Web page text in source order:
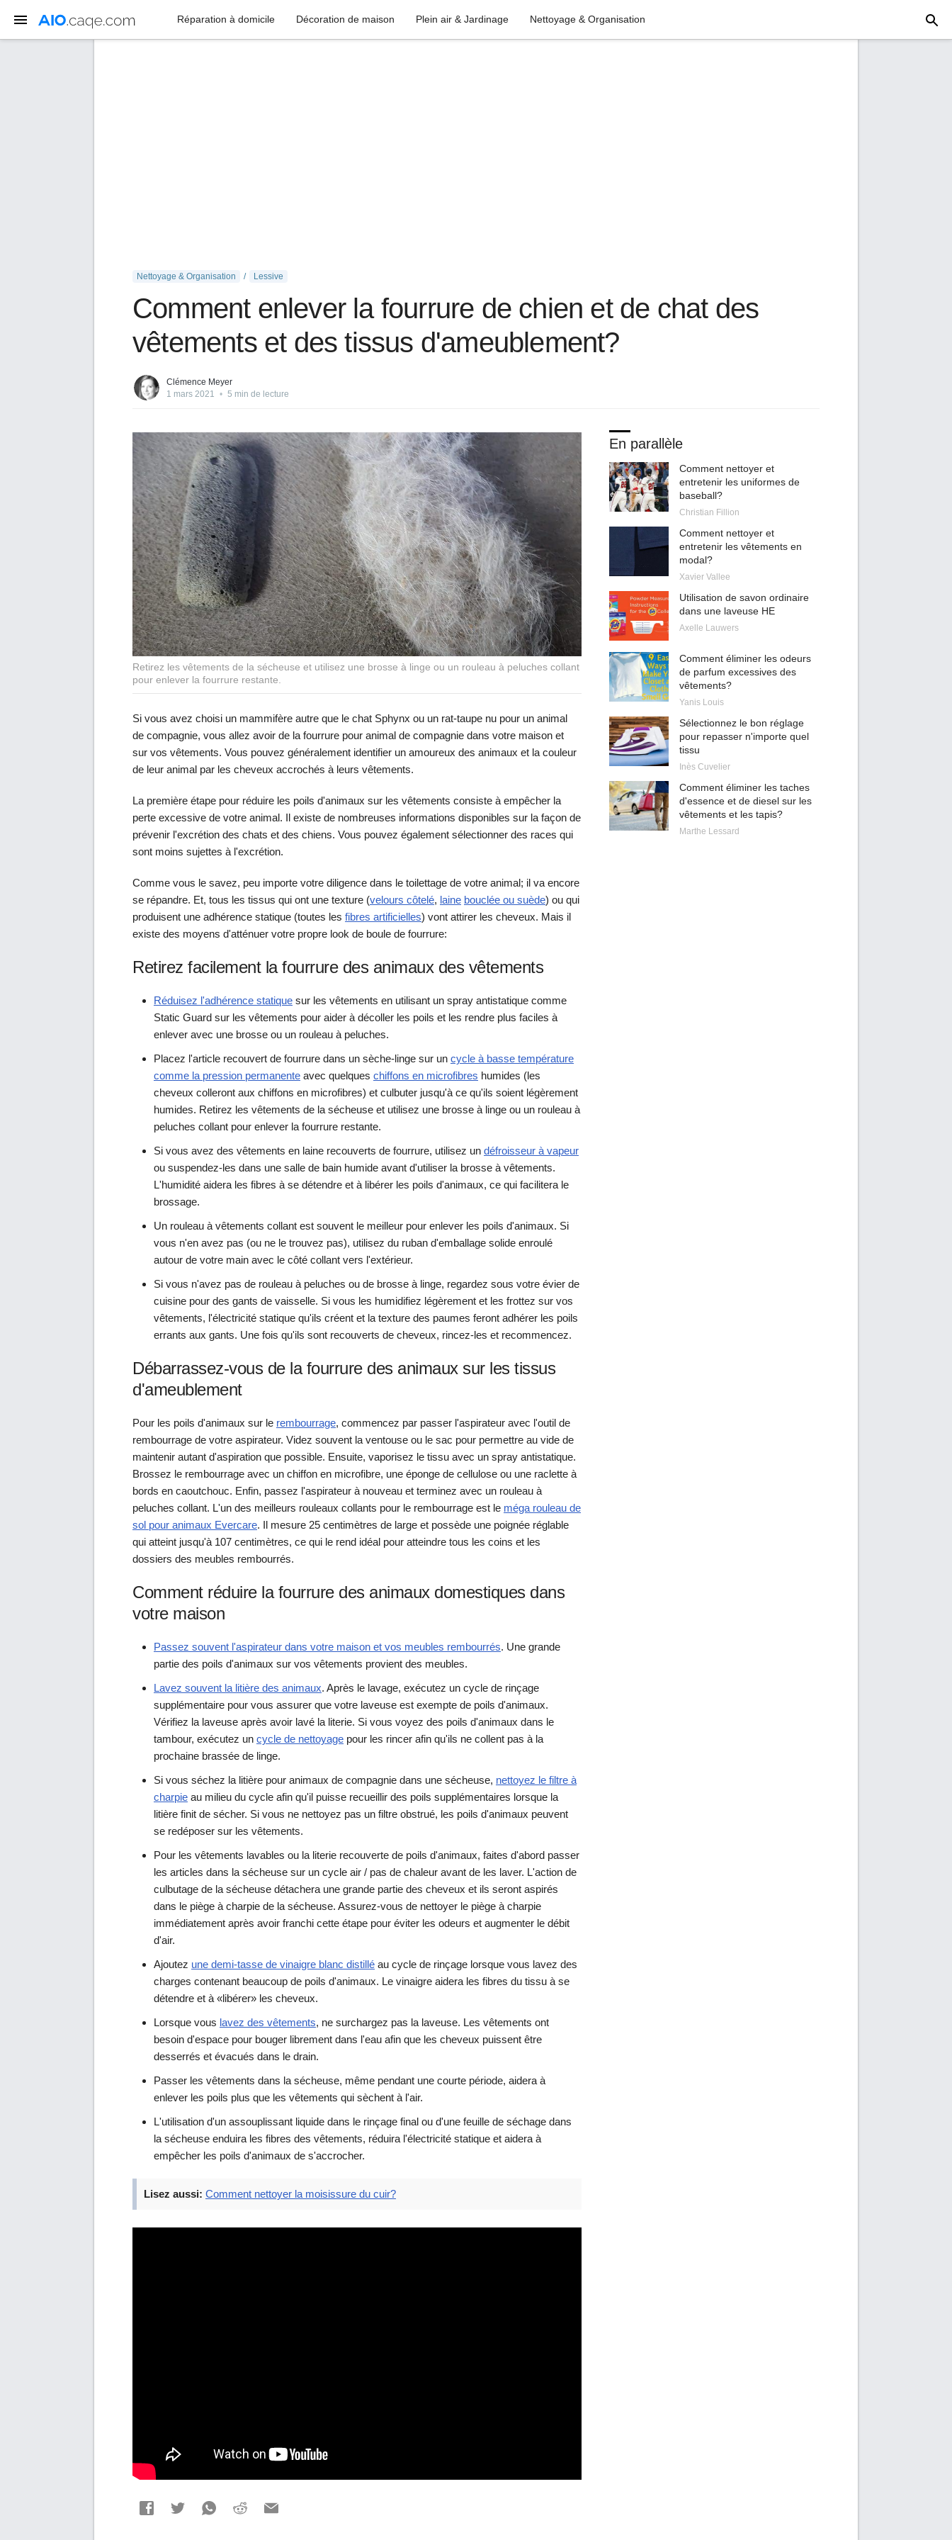
Réparation à domicile Décoration de maison Plein air & Jardinage Nettoyage & Organisation
Nettoyage & Organisation Lessive
Comment enlever la fourrure de chien et de chat des
vêtements et des tissus d'ameublement?
Clémence Meyer
1 mars 2021 • 5 min de lecture
Retirez les vêtements de la sécheuse et utilisez une brosse à linge ou un rouleau à peluches collant
pour enlever la fourrure restante.
Si vous avez choisi un mammifère autre que le chat Sphynx ou un rat-taupe nu pour un animal
de compagnie, vous allez avoir de la fourrure pour animal de compagnie dans votre maison et
sur vos vêtements. Vous pouvez généralement identifier un amoureux des animaux et la couleur
de leur animal par les cheveux accrochés à leurs vêtements.
La première étape pour réduire les poils d'animaux sur les vêtements consiste à empêcher la
perte excessive de votre animal. Il existe de nombreuses informations disponibles sur la façon de
prévenir l'excrétion des chats et des chiens. Vous pouvez également sélectionner des races qui
sont moins sujettes à l'excrétion.
Comme vous le savez, peu importe votre diligence dans le toilettage de votre animal; il va encore
se répandre. Et, tous les tissus qui ont une texture (velours côtelé, laine bouclée ou suède) ou qui
produisent une adhérence statique (toutes les fibres artificielles) vont attirer les cheveux. Mais il
existe des moyens d'atténuer votre propre look de boule de fourrure:
Retirez facilement la fourrure des animaux des vêtements
Réduisez l'adhérence statique sur les vêtements en utilisant un spray antistatique comme
Static Guard sur les vêtements pour aider à décoller les poils et les rendre plus faciles à
enlever avec une brosse ou un rouleau à peluches.
Placez l'article recouvert de fourrure dans un sèche-linge sur un cycle à basse température
comme la pression permanente avec quelques chiffons en microfibres humides (les
cheveux colleront aux chiffons en microfibres) et culbuter jusqu'à ce qu'ils soient légèrement
humides. Retirez les vêtements de la sécheuse et utilisez une brosse à linge ou un rouleau à
peluches collant pour enlever la fourrure restante.
Si vous avez des vêtements en laine recouverts de fourrure, utilisez un défroisseur à vapeur
ou suspendez-les dans une salle de bain humide avant d'utiliser la brosse à vêtements.
L'humidité aidera les fibres à se détendre et à libérer les poils d'animaux, ce qui facilitera le
brossage.
Un rouleau à vêtements collant est souvent le meilleur pour enlever les poils d'animaux. Si
vous n'en avez pas (ou ne le trouvez pas), utilisez du ruban d'emballage solide enroulé
autour de votre main avec le côté collant vers l'extérieur.
Si vous n'avez pas de rouleau à peluches ou de brosse à linge, regardez sous votre évier de
cuisine pour des gants de vaisselle. Si vous les humidifiez légèrement et les frottez sur vos
vêtements, l'électricité statique qu'ils créent et la texture des paumes feront adhérer les poils
errants aux gants. Une fois qu'ils sont recouverts de cheveux, rincez-les et recommencez.
Débarrassez-vous de la fourrure des animaux sur les tissus
d'ameublement
Pour les poils d'animaux sur le rembourrage, commencez par passer l'aspirateur avec l'outil de
rembourrage de votre aspirateur. Videz souvent la ventouse ou le sac pour permettre au vide de
maintenir autant d'aspiration que possible. Ensuite, vaporisez le tissu avec un spray antistatique.
Brossez le rembourrage avec un chiffon en microfibre, une éponge de cellulose ou une raclette à
bords en caoutchouc. Enfin, passez l'aspirateur à nouveau et terminez avec un rouleau à
peluches collant. L'un des meilleurs rouleaux collants pour le rembourrage est le méga rouleau de
sol pour animaux Evercare. Il mesure 25 centimètres de large et possède une poignée réglable
qui atteint jusqu'à 107 centimètres, ce qui le rend idéal pour atteindre tous les coins et les
dossiers des meubles rembourrés.
Comment réduire la fourrure des animaux domestiques dans
votre maison
Passez souvent l'aspirateur dans votre maison et vos meubles rembourrés. Une grande
partie des poils d'animaux sur vos vêtements provient des meubles.
Lavez souvent la litière des animaux. Après le lavage, exécutez un cycle de rinçage
supplémentaire pour vous assurer que votre laveuse est exempte de poils d'animaux.
Vérifiez la laveuse après avoir lavé la literie. Si vous voyez des poils d'animaux dans le
tambour, exécutez un cycle de nettoyage pour les rincer afin qu'ils ne collent pas à la
prochaine brassée de linge.
Si vous séchez la litière pour animaux de compagnie dans une sécheuse, nettoyez le filtre à
charpie au milieu du cycle afin qu'il puisse recueillir des poils supplémentaires lorsque la
litière finit de sécher. Si vous ne nettoyez pas un filtre obstrué, les poils d'animaux peuvent
se redéposer sur les vêtements.
Pour les vêtements lavables ou la literie recouverte de poils d'animaux, faites d'abord passer
les articles dans la sécheuse sur un cycle air / pas de chaleur avant de les laver. L'action de
culbutage de la sécheuse détachera une grande partie des cheveux et ils seront aspirés
dans le piège à charpie de la sécheuse. Assurez-vous de nettoyer le piège à charpie
immédiatement après avoir franchi cette étape pour éviter les odeurs et augmenter le débit
d'air.
Ajoutez une demi-tasse de vinaigre blanc distillé au cycle de rinçage lorsque vous lavez des
charges contenant beaucoup de poils d'animaux. Le vinaigre aidera les fibres du tissu à se
détendre et à «libérer» les cheveux.
Lorsque vous lavez des vêtements, ne surchargez pas la laveuse. Les vêtements ont
besoin d'espace pour bouger librement dans l'eau afin que les cheveux puissent être
desserrés et évacués dans le drain.
Passer les vêtements dans la sécheuse, même pendant une courte période, aidera à
enlever les poils plus que les vêtements qui sèchent à l'air.
L'utilisation d'un assouplissant liquide dans le rinçage final ou d'une feuille de séchage dans
la sécheuse enduira les fibres des vêtements, réduira l'électricité statique et aidera à
empêcher les poils d'animaux de s'accrocher.
Lisez aussi: Comment nettoyer la moisissure du cuir?
En parallèle
Comment nettoyer et
entretenir les uniformes de
baseball?
Christian Fillion
Comment nettoyer et
entretenir les vêtements en
modal?
Xavier Vallee
Utilisation de savon ordinaire
dans une laveuse HE
Axelle Lauwers
Comment éliminer les odeurs
de parfum excessives des
vêtements?
Yanis Louis
Sélectionnez le bon réglage
pour repasser n'importe quel
tissu
Inès Cuvelier
Comment éliminer les taches
d'essence et de diesel sur les
vêtements et les tapis?
Marthe Lessard